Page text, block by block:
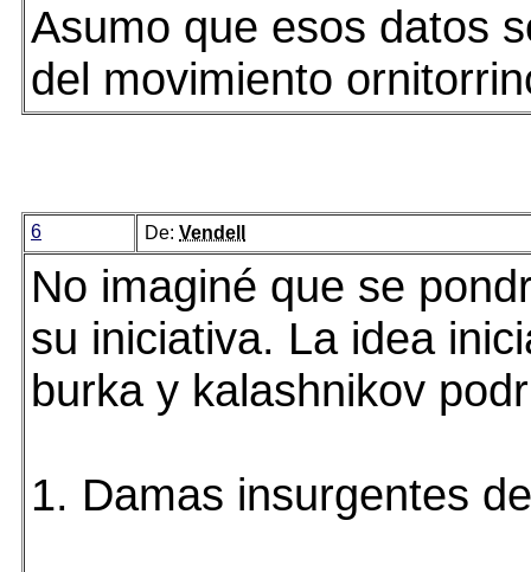
Asumo que esos datos
del movimiento
6 De: Vendell
No imaginé que se
su iniciativa. La idea
burka y kalashnikov
1. Damas insurgentes